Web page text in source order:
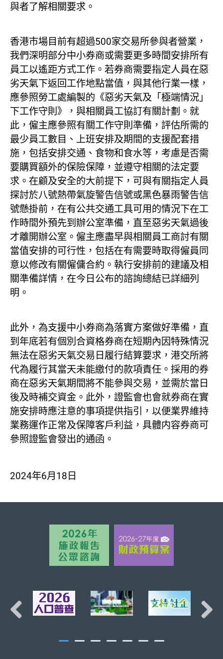
與者了解相關要求。
香港市場目前有超過500家交易所參與者營業，
我們深明部分中小券商或需要更多時間安排所有
員工以遙距方式工作。若券商需要指定人員在惡
劣天氣下返回工作地點當值，與其他行業一樣，
應參照勞工處編製的《惡劣天氣及「極端情況」
下工作守則》，與相關員工協訂有關計劃。就
此，僱主應參照有關工作守則準備，評估所需的
最少員工數目、上班安排及期間的支援配套措
施，包括安排交通、食物和食水等，考慮是否需
要購買額外的保險保障，並遵守相關的法定要
求。在顧及安全的大前提下，可與有關指定人員
探討於八號熱帶氣旋警告信號或黑色暴雨警告信
號懸掛前，在有公共交通工具可用的情況下在工
作時間外預先到辦公室準備，直至惡劣天氣過後
才離開辦公室。僱主應盡早與相關員工商討有關
當值安排的可行性，包括在有需要時取得僱員同
意以修改有關僱傭合約。執行安排前的建議及相
關準備詳情，在今日公布的諮詢總結已詳細列
明。
此外，為支援中小券商為落實方案做好準備，直
到年底若有個別合資格券商在短期內因特殊情況
無法在惡劣天氣交易日履行結算要求，港交所將
代為履行其當天未能繳付的款項責任。採用的券
商在惡劣天氣期間將不能參與交易，並需於當日
後及時補交資金。此外，證監會也會就券商在實
施安排時應注意的事項提供指引，以便業界維持
業務運作正常及保障客戶利益，具體内容券商可
參照證監會發出的通函。
2024年6月18日
頁首